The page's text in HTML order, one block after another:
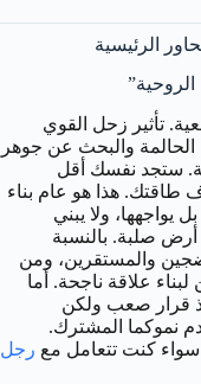
تأثير زحل القوي
والبحث عن جوهر
ستجد نفسك أقل
طاقتك. هذا هو عام بناء
ولا يبني
صلبة. بالنسبة
والمستقرين، ومن
لبناء علاقة ناجحة. أما
قرار صعب ولكن
نموكما المشترك.
كنت تتعامل مع رجل